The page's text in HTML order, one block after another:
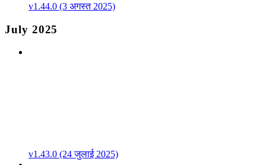
v1.44.0 (3 अगस्त 2025)
July 2025
v1.43.0 (24 जुलाई 2025)